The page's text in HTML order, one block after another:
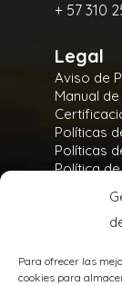
Para ofrecer las
cookies para
+ 57 310
Legal
Aviso de
Manual
Políticas
Políticas
Política
Política
Gases